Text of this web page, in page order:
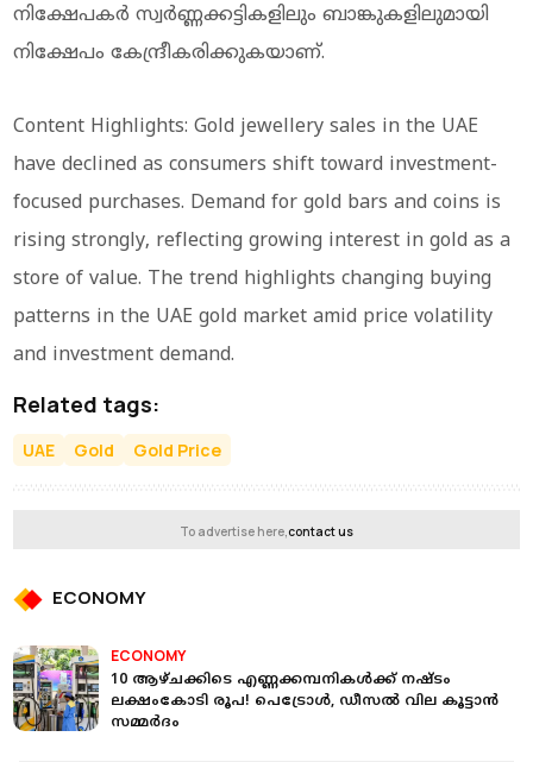
നിക്ഷേപകർ സ്വർണ്ണക്കട്ടികളിലും ബാങ്കുകളിലുമായി
നിക്ഷേപം കേന്ദ്രീകരിക്കുകയാണ്.
Content Highlights: Gold jewellery sales in the UAE
have declined as consumers shift toward investment-
focused purchases. Demand for gold bars and coins is
rising strongly, reflecting growing interest in gold as a
store of value. The trend highlights changing buying
patterns in the UAE gold market amid price volatility
and investment demand.
Related tags:
UAE Gold Gold Price
To advertise here,contact us
ECONOMY
ECONOMY
10 ആഴ്ചക്കിടെ എണ്ണക്കമ്പനികള്‍ക്ക് നഷ്ടം
ലക്ഷംകോടി രൂപ! പെട്രോള്‍, ഡീസല്‍ വില കൂട്ടാന്‍
സമ്മര്‍ദം